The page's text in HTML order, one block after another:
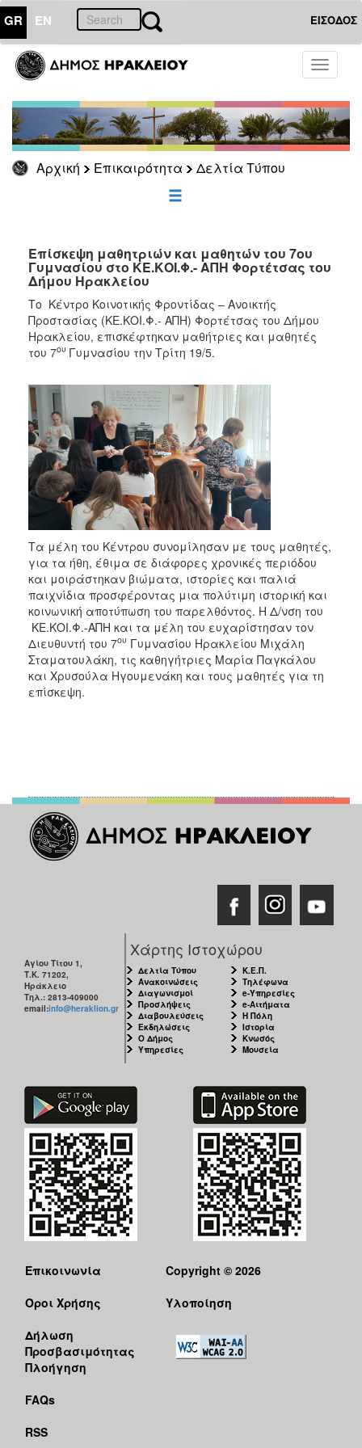
GR EN ΕΙΣΟΔΟΣ
Toggle
Αρχική Επικαιρότητα Δελτία Τύπου
ΕΠΙΚΑΙΡΟΤΗΤΑ
Τύπου
Αρχείο
ΕΠΙΣΚΕΠΤΗΣ
ΗΡΑΚΛΕΙΟ
Επίσκεψη μαθητριών και μαθητών του 7ου
Γυμνασίου στο ΚΕ.ΚΟΙ.Φ.- ΑΠΗ Φορτέτσας του
Δήμου Ηρακλείου
Το Κέντρο Κοινοτικής Φροντίδας – Ανοικτής
Προστασίας (ΚΕ.ΚΟΙ.Φ.- ΑΠΗ) Φορτέτσας του Δήμου
Ηρακλείου, επισκέφτηκαν μαθήτριες και μαθητές
του 7ου Γυμνασίου την Τρίτη 19/5.
Τα μέλη του Κέντρου συνομίλησαν με τους μαθητές,
για τα ήθη, έθιμα σε διάφορες χρονικές περιόδου
και μοιράστηκαν βιώματα, ιστορίες και παλιά
παιχνίδια προσφέροντας μια πολύτιμη ιστορική και
κοινωνική αποτύπωση του παρελθόντος. Η Δ/νση του
ΚΕ.ΚΟΙ.Φ.-ΑΠΗ και τα μέλη του ευχαρίστησαν τον
Διευθυντή του 7ου Γυμνασίου Ηρακλείου Μιχάλη
Σταματουλάκη, τις καθηγήτριες Μαρία Παγκάλου
και Χρυσούλα Ηγουμενάκη και τους μαθητές για τη
επίσκεψη.
Αγίου Τίτου 1,
Τ.Κ. 71202,
Ηράκλειο
Τηλ.: 2813-409000
email:info@heraklion.gr
Χάρτης Ιστοχώρου
Δελτία Τύπου
Ανακοινώσεις
Διαγωνισμοί
Προσλήψεις
Διαβουλεύσεις
Εκδηλώσεις
Ο Δήμος
Υπηρεσίες
Κ.Ε.Π.
Τηλέφωνα
e-Υπηρεσίες
e-Αιτήματα
Η Πόλη
Ιστορία
Κνωσός
Μουσεία
Επικοινωνία
Όροι Χρήσης
Δήλωση
Προσβασιμότητας
Πλοήγηση
FAQs
RSS
Copyright © 2026
Υλοποίηση